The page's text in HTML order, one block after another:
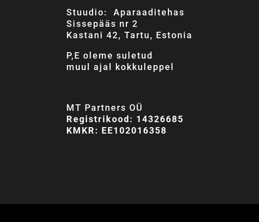
Stuudio: Aparaaditehas
Sissepääs nr 2
Kastani 42, Tartu, Estonia
P,E oleme suletud
muul ajal kokkuleppel
MT Partners OÜ
Registrikood: 14326685
KMKR: EE102016358